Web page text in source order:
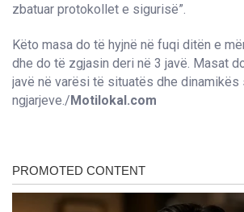
zbatuar protokollet e sigurisë”.
Këto masa do të hyjnë në fuqi ditën e
dhe do të zgjasin deri në 3 javë. Masat
javë në varësi të situatës dhe dinamikës
ngjarjeve./ Motilokal.com